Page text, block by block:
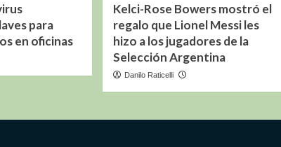
para
en oficinas
Kelci-Rose Bowers mostró el
regalo que Lionel Messi les
hizo a los jugadores de la
Selección Argentina
Danilo Raticelli